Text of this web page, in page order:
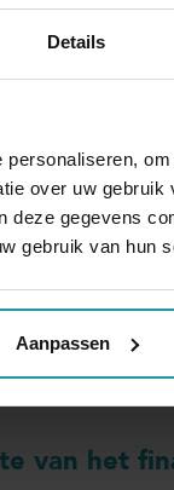
Details
over uw
gegevens
gebruik van hun
Aanpassen
de
de eisen
van het